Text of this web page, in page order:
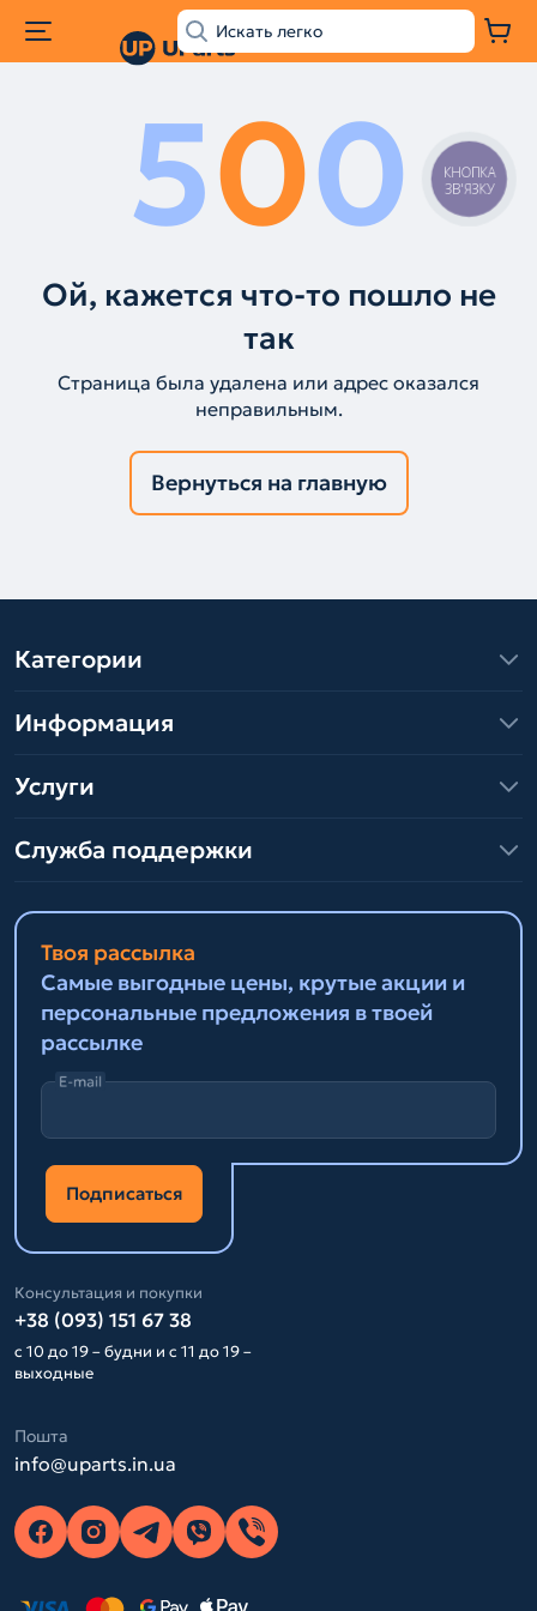
500
Ой, кажется что-то пошло не
так
Страница была удалена или адрес оказался
неправильным.
Вернуться на главную
Категории
Информация
Услуги
Служба поддержки
Твоя рассылка
Самые выгодные цены, крутые акции и
персональные предложения в твоей
рассылке
E-mail
Подписаться
Консультация и покупки
+38 (093) 151 67 38
с 10 до 19 – будни и с 11 до 19 –
выходные
Пошта
info@uparts.in.ua
КНОПКА
ЗВ'ЯЗКУ